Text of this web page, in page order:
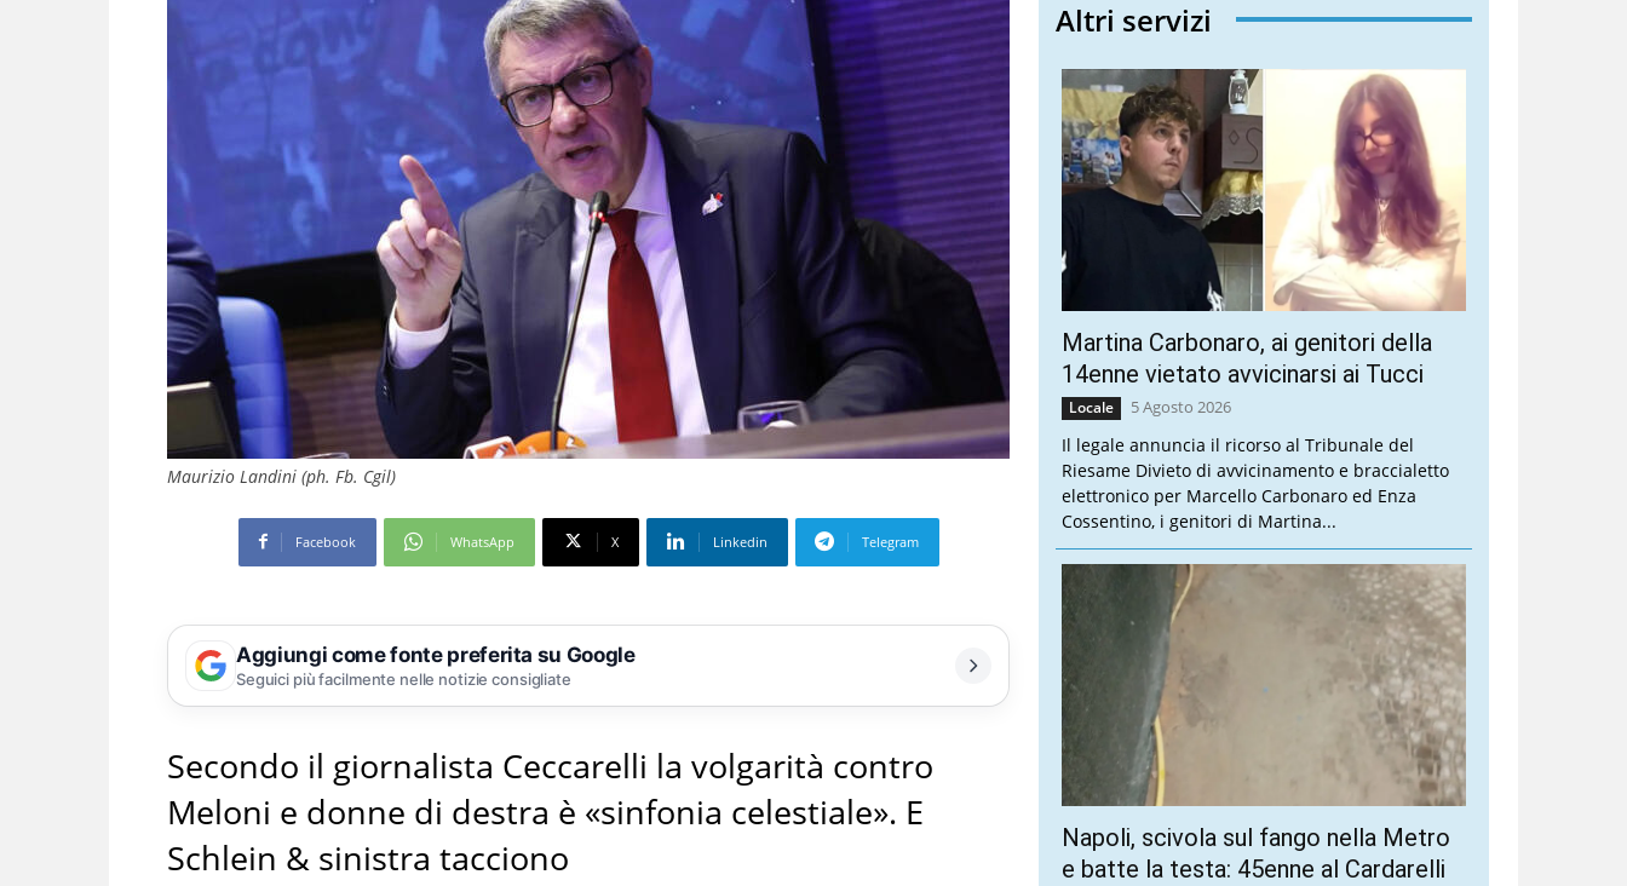
Maurizio Landini (ph. Fb. Cgil)
Facebook WhatsApp X Linkedin Telegram
Aggiungi come fonte preferita su Google
Seguici più facilmente nelle notizie consigliate
Secondo il giornalista Ceccarelli la volgarità contro
Meloni e donne di destra è «sinfonia celestiale». E
Schlein & sinistra tacciono
Altri servizi
Martina Carbonaro, ai genitori della
14enne vietato avvicinarsi ai Tucci
Locale 5 Agosto 2026
Il legale annuncia il ricorso al Tribunale del
Riesame Divieto di avvicinamento e braccialetto
elettronico per Marcello Carbonaro ed Enza
Cossentino, i genitori di Martina...
Napoli, scivola sul fango nella Metro
e batte la testa: 45enne al Cardarelli